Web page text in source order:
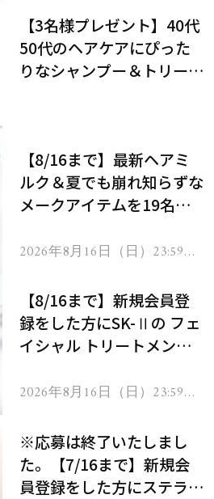
【3名様プレゼント】40代
50代のヘアケアにぴった
りなシャンプー＆トリート
【8/16まで】最新ヘアミ
ルク＆夏でも崩れ知らずな
メークアイテムを19名様
2026年8月16日（日）23:59ま
【8/16まで】新規会員登
録をした方にSK-Ⅱの フェ
イシャル トリートメント
2026年8月16日（日）23:59ま
※応募は終了いたしまし
た。【7/16まで】新規会
員登録をした方にステラボ